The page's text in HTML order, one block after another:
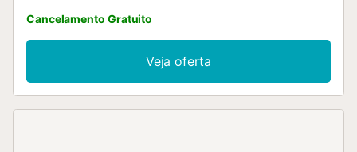
duplos, um individual e 1 casa de banho completa. Não são
festas ou celebrações sem o consentimento do proprietário.
permitido fumar na propriedade. Piscina nos meses de verão
abertura e fecho). Lenha não incluída no preço nos meses de
ESFCTU000018011000203444000000000000000VTAR/GR/
Cancelamento Gratuito
Veja oferta